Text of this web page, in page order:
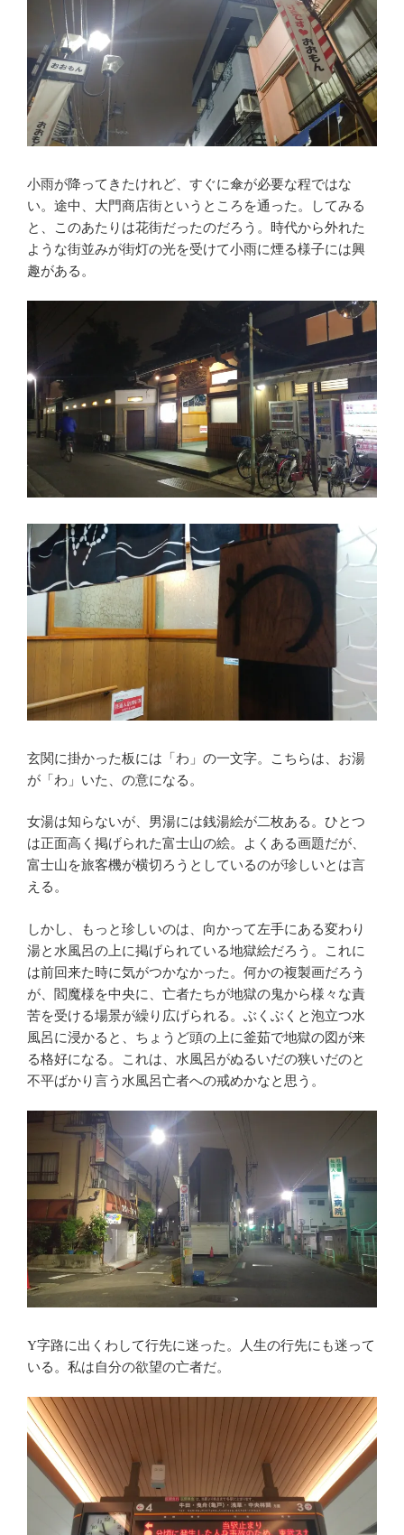
小雨が降ってきたけれど、すぐに傘が必要な程ではな
い。途中、大門商店街というところを通った。してみる
と、このあたりは花街だったのだろう。時代から外れた
ような街並みが街灯の光を受けて小雨に煙る様子には興
趣がある。
玄関に掛かった板には「わ」の一文字。こちらは、お湯
が「わ」いた、の意になる。
女湯は知らないが、男湯には銭湯絵が二枚ある。ひとつ
は正面高く掲げられた富士山の絵。よくある画題だが、
富士山を旅客機が横切ろうとしているのが珍しいとは言
える。
しかし、もっと珍しいのは、向かって左手にある変わり
湯と水風呂の上に掲げられている地獄絵だろう。これに
は前回来た時に気がつかなかった。何かの複製画だろう
が、閻魔様を中央に、亡者たちが地獄の鬼から様々な責
苦を受ける場景が繰り広げられる。ぶくぶくと泡立つ水
風呂に浸かると、ちょうど頭の上に釜茹で地獄の図が来
る格好になる。これは、水風呂がぬるいだの狭いだのと
不平ばかり言う水風呂亡者への戒めかなと思う。
Y字路に出くわして行先に迷った。人生の行先にも迷って
いる。私は自分の欲望の亡者だ。